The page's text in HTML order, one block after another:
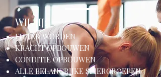
WIL JIJ:
FITTER WORDEN
KRACHT OPBOUWEN
CONDITIE OPBOUWEN
ALLE BELANGRIJKE SPIERGROEPEN